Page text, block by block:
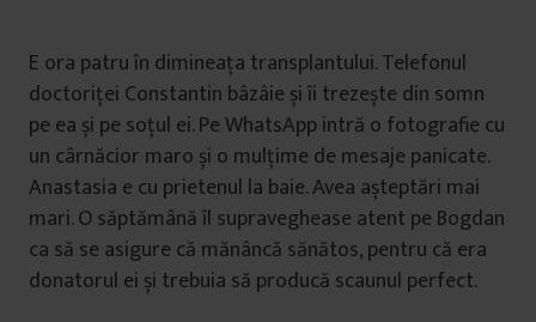
E ora patru în dimineața transplantului. Telefonul
doctoriței Constantin bâzâie și îi trezește din somn
pe ea și pe soțul ei. Pe WhatsApp intră o fotografie cu
un cârnăcior maro și o mulțime de mesaje panicate.
Anastasia e cu prietenul la baie. Avea așteptări mai
mari. O săptămână îl supraveghease atent pe Bogdan
ca să se asigure că mănâncă sănătos, pentru că era
donatorul ei și trebuia să producă scaunul perfect.